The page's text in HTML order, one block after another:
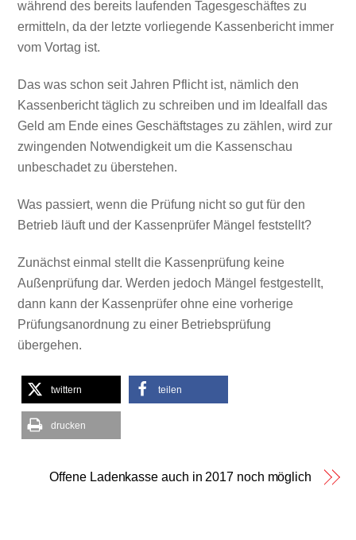
während des bereits laufenden Tagesgeschäftes zu
ermitteln, da der letzte vorliegende Kassenbericht immer
vom Vortag ist.
Das was schon seit Jahren Pflicht ist, nämlich den
Kassenbericht täglich zu schreiben und im Idealfall das
Geld am Ende eines Geschäftstages zu zählen, wird zur
zwingenden Notwendigkeit um die Kassenschau
unbeschadet zu überstehen.
Was passiert, wenn die Prüfung nicht so gut für den
Betrieb läuft und der Kassenprüfer Mängel feststellt?
Zunächst einmal stellt die Kassenprüfung keine
Außenprüfung dar. Werden jedoch Mängel festgestellt,
dann kann der Kassenprüfer ohne eine vorherige
Prüfungsanordnung zu einer Betriebsprüfung
übergehen.
twittern teilen
drucken
Offene Ladenkasse auch in 2017 noch möglich